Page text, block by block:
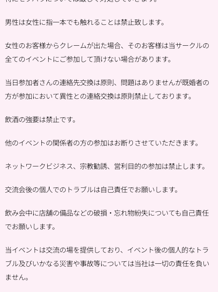
男性は女性に指一本でも触れることは禁止致します。
女性のお客様からクレームが出た場合、そのお客様は当サークルの
全てのイベントにご参加して頂けない場合があります。
当日参加者さんの連絡先交換は原則、問題はありませんが既婚者の
方が参加において異性との連絡交換は原則禁止しております。
飲酒の強要は禁止です。
他のイベントの関係者の方の参加はお断りさせていただきます。
ネットワークビジネス、宗教勧誘、営利目的の参加は禁止します。
交流会後の個人でのトラブルは自己責任でお願いします。
飲み会中に店舗の備品などの破損・忘れ物紛失についても自己責任
でお願いします。
当イベントは交流の場を提供しており、イベント後の個人的なトラ
ブル及びいかなる災害や事故等については当社は一切の責任を負い
ません。